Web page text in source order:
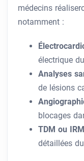
médecins
notamment :
électrique
Analyses
de lésions
blocages
TDM ou
détaillées